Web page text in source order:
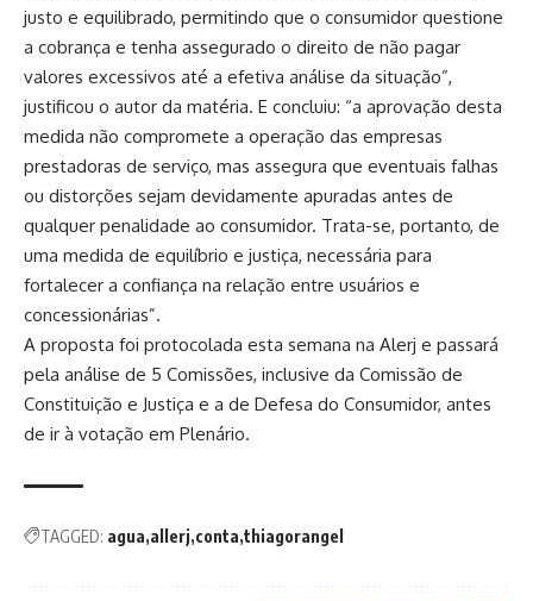
justo e equilibrado, permitindo que o consumidor questione
a cobrança e tenha assegurado o direito de não pagar
valores excessivos até a efetiva análise da situação”,
justificou o autor da matéria. E concluiu: “a aprovação desta
medida não compromete a operação das empresas
prestadoras de serviço, mas assegura que eventuais falhas
ou distorções sejam devidamente apuradas antes de
qualquer penalidade ao consumidor. Trata-se, portanto, de
uma medida de equilíbrio e justiça, necessária para
fortalecer a confiança na relação entre usuários e
concessionárias”.
A proposta foi protocolada esta semana na Alerj e passará
pela análise de 5 Comissões, inclusive da Comissão de
Constituição e Justiça e a de Defesa do Consumidor, antes
de ir à votação em Plenário.
TAGGED: agua allerj conta thiagorangel